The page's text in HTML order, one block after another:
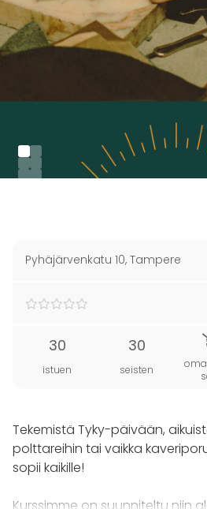
Pyhäjärvenkatu 10, Tampere
30
istuen
30
seisten
Tekemistä Tyky-päivään,
polttareihin tai vaikka
sopii kaikille!